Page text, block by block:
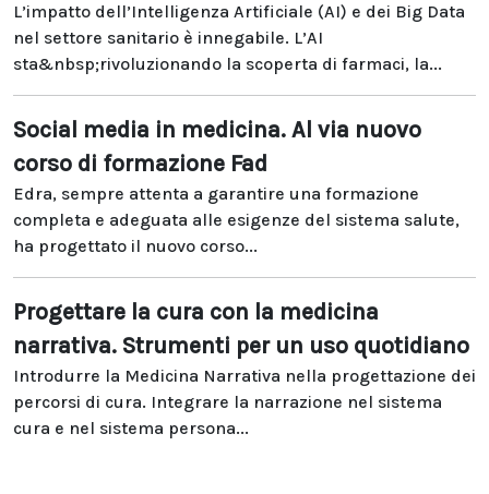
L’impatto dell’Intelligenza Artificiale (AI) e dei Big Data
nel settore sanitario è innegabile. L’AI
sta&nbsp;rivoluzionando la scoperta di farmaci, la...
Social media in medicina. Al via nuovo
corso di formazione Fad
Edra, sempre attenta a garantire una formazione
completa e adeguata alle esigenze del sistema salute,
ha progettato il nuovo corso...
Progettare la cura con la medicina
narrativa. Strumenti per un uso quotidiano
Introdurre la Medicina Narrativa nella progettazione dei
percorsi di cura. Integrare la narrazione nel sistema
cura e nel sistema persona...